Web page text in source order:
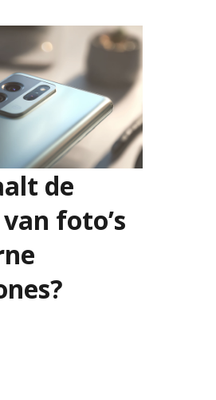
de
foto’s